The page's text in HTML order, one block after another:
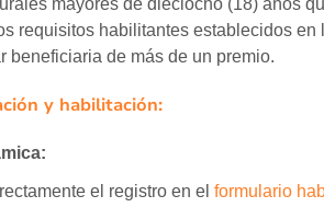
mayores de dieciocho (18) años
requisitos habilitantes establecidos
beneficiaria de más de un premio.
y habilitación:
el registro en el formulario